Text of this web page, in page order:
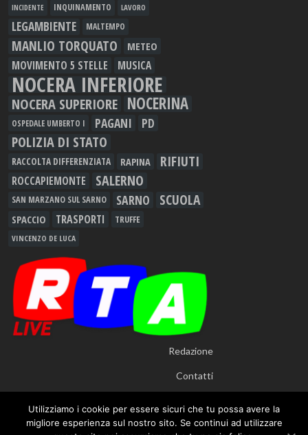
INCIDENTE INQUINAMENTO LAVORO
LEGAMBIENTE MALTEMPO
MANLIO TORQUATO METEO
MOVIMENTO 5 STELLE MUSICA
NOCERA INFERIORE
NOCERA SUPERIORE NOCERINA
OSPEDALE UMBERTO I PAGANI PD
POLIZIA DI STATO
RACCOLTA DIFFERENZIATA RAPINA RIFIUTI
ROCCAPIEMONTE SALERNO
SAN MARZANO SUL SARNO SARNO SCUOLA
SPACCIO TRASPORTI TRUFFE
VINCENZO DE LUCA
Redazione
Contatti
Utilizziamo i cookie per essere sicuri che tu possa avere la
migliore esperienza sul nostro sito. Se continui ad utilizzare